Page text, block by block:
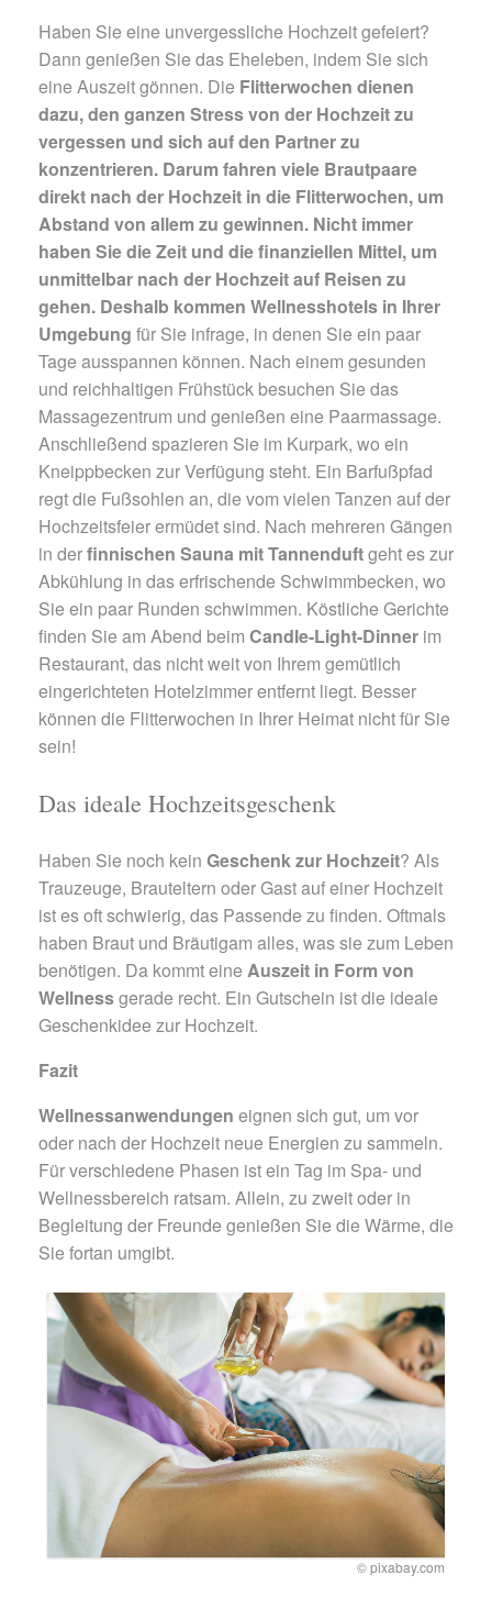
Haben Sie eine unvergessliche Hochzeit gefeiert?
Dann genießen Sie das Eheleben, indem Sie sich
eine Auszeit gönnen. Die Flitterwochen dienen
dazu, den ganzen Stress von der Hochzeit zu
vergessen und sich auf den Partner zu
konzentrieren. Darum fahren viele Brautpaare
direkt nach der Hochzeit in die Flitterwochen, um
Abstand von allem zu gewinnen. Nicht immer
haben Sie die Zeit und die finanziellen Mittel, um
unmittelbar nach der Hochzeit auf Reisen zu
gehen. Deshalb kommen Wellnesshotels in Ihrer
Umgebung für Sie infrage, in denen Sie ein paar
Tage ausspannen können. Nach einem gesunden
und reichhaltigen Frühstück besuchen Sie das
Massagezentrum und genießen eine Paarmassage.
Anschließend spazieren Sie im Kurpark, wo ein
Kneippbecken zur Verfügung steht. Ein Barfußpfad
regt die Fußsohlen an, die vom vielen Tanzen auf der
Hochzeitsfeier ermüdet sind. Nach mehreren Gängen
in derfinnischen Sauna mit Tannenduftgeht es zur
Abkühlung in das erfrischende Schwimmbecken, wo
Sie ein paar Runden schwimmen. Köstliche Gerichte
finden Sie am Abend beim Candle-Light-Dinner im
Restaurant, das nicht weit von Ihrem gemütlich
eingerichteten Hotelzimmer entfernt liegt. Besser
können die Flitterwochen in Ihrer Heimat nicht für Sie
sein!
Das ideale Hochzeitsgeschenk
Haben Sie noch kein Geschenk zur Hochzeit? Als
Trauzeuge, Brauteltern oder Gast auf einer Hochzeit
ist es oft schwierig, das Passende zu finden. Oftmals
haben Braut und Bräutigam alles, was sie zum Leben
benötigen. Da kommt eine Auszeit in Form von
Wellnessgerade recht. Ein Gutschein ist die ideale
Geschenkidee zur Hochzeit.
Fazit
Wellnessanwendungen eignen sich gut, um vor
oder nach der Hochzeit neue Energien zu sammeln.
Für verschiedene Phasen ist ein Tag im Spa- und
Wellnessbereich ratsam. Allein, zu zweit oder in
Begleitung der Freunde genießen Sie die Wärme, die
Sie fortan umgibt.
© pixabay.com